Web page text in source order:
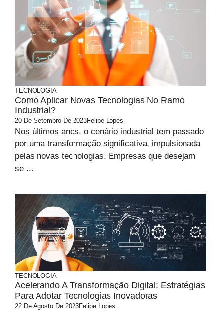
TECNOLOGIA
Como Aplicar Novas Tecnologias No Ramo
Industrial?
20 De Setembro De 2023Felipe Lopes
Nos últimos anos, o cenário industrial tem passado
por uma transformação significativa, impulsionada
pelas novas tecnologias. Empresas que desejam
se ...
TECNOLOGIA
Acelerando A Transformação Digital: Estratégias
Para Adotar Tecnologias Inovadoras
22 De Agosto De 2023Felipe Lopes